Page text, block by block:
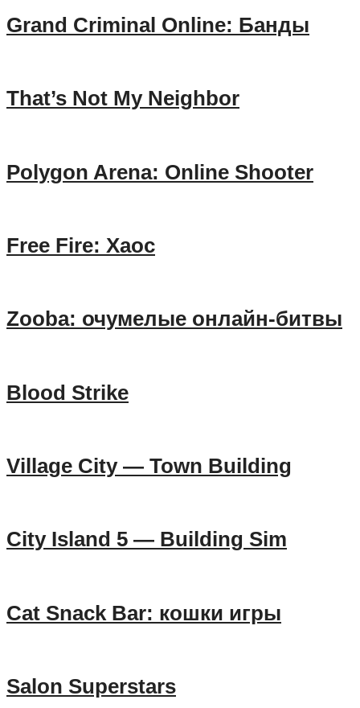
Grand Criminal Online: Банды
That’s Not My Neighbor
Polygon Arena: Online Shooter
Free Fire: Хаос
Zooba: очумелые онлайн-битвы
Blood Strike
Village City — Town Building
City Island 5 — Building Sim
Cat Snack Bar: кошки игры
Salon Superstars